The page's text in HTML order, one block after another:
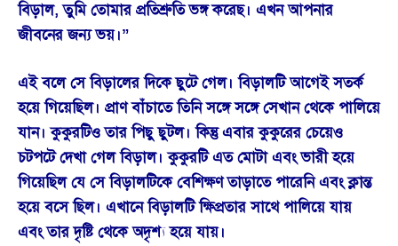
বিড়াল, তুমি তোমার প্রতিশ্রুতি ভঙ্গ করেছ। এখন আপনার
জীবনের জন্য ভয়।”
এই বলে সে বিড়ালের দিকে ছুটে গেল। বিড়ালটি আগেই সতর্ক
হয়ে গিয়েছিল। প্রাণ বাঁচাতে তিনি সঙ্গে সঙ্গে সেখান থেকে পালিয়ে
যান। কুকুরটিও তার পিছু ছুটল। কিন্তু এবার কুকুরের চেয়েও
চটপটে দেখা গেল বিড়াল। কুকুরটি এত মোটা এবং ভারী হয়ে
গিয়েছিল যে সে বিড়ালটিকে বেশিক্ষণ তাড়াতে পারেনি এবং ক্লান্ত
হয়ে বসে ছিল। এখানে বিড়ালটি ক্ষিপ্রতার সাথে পালিয়ে যায়
এবং তার দৃষ্টি থেকে অদৃশ্য হয়ে যায়।